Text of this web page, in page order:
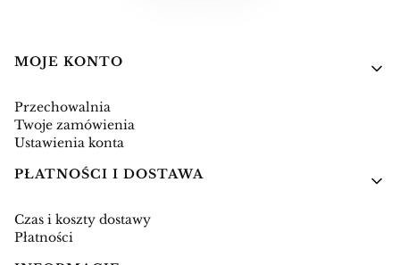
Linki w stopce
MOJE KONTO
Przechowalnia
Twoje zamówienia
Ustawienia konta
PŁATNOŚCI I DOSTAWA
Czas i koszty dostawy
Płatności